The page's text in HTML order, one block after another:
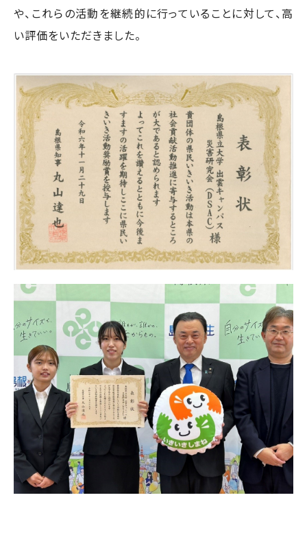
や、これらの活動を継続的に行っていることに対して、高
い評価をいただきました。